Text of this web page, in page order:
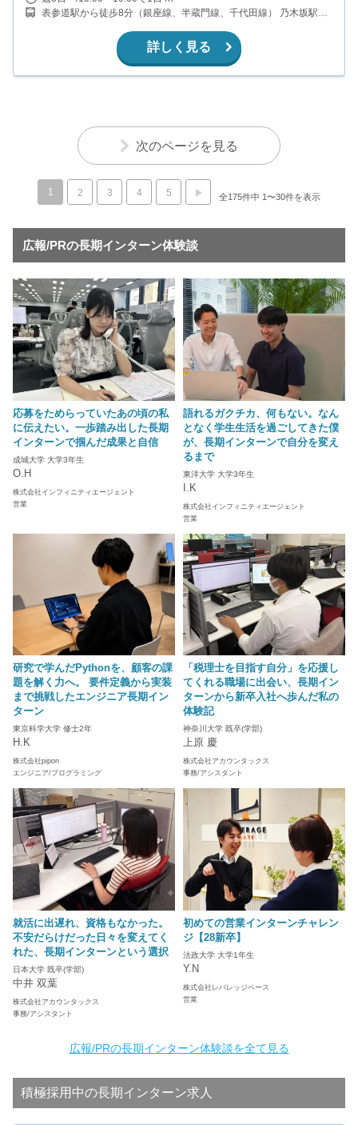
表参道駅から徒歩8分（銀座線、半蔵門線、千代田線） 乃木坂駅か
詳しく見る
次のページを見る
1 2 3 4 5 全175件中 1〜30件を表示
広報/PRの長期インターン体験談
応募をためらっていたあの頃の私
に伝えたい。一歩踏み出した長期
インターンで掴んだ成果と自信
成城大学 大学3年生
O.H
株式会社インフィニティエージェント
営業
語れるガクチカ、何もない。なん
となく学生生活を過ごしてきた僕
が、長期インターンで自分を変え
るまで
東洋大学 大学3年生
I.K
株式会社インフィニティエージェント
営業
研究で学んだPythonを、顧客の課
題を解く力へ。 要件定義から実装
まで挑戦したエンジニア長期イン
ターン
東京科学大学 修士2年
H.K
株式会社pipon
エンジニア/プログラミング
「税理士を目指す自分」を応援し
てくれる職場に出会い、長期イン
ターンから新卒入社へ歩んだ私の
体験記
神奈川大学 既卒(学部)
上原 慶
株式会社アカウンタックス
事務/アシスタント
就活に出遅れ、資格もなかった。
不安だらけだった日々を変えてく
れた、長期インターンという選択
日本大学 既卒(学部)
中井 双葉
株式会社アカウンタックス
事務/アシスタント
初めての営業インターンチャレン
ジ【28新卒】
法政大学 大学1年生
Y.N
株式会社レバレッジベース
営業
広報/PRの長期インターン体験談を全て見る
積極採用中の長期インターン求人